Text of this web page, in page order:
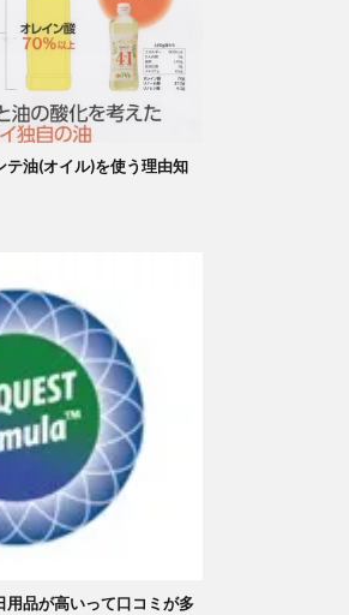
テ油(オイル)を使う理由知
用品が高いって口コミが多